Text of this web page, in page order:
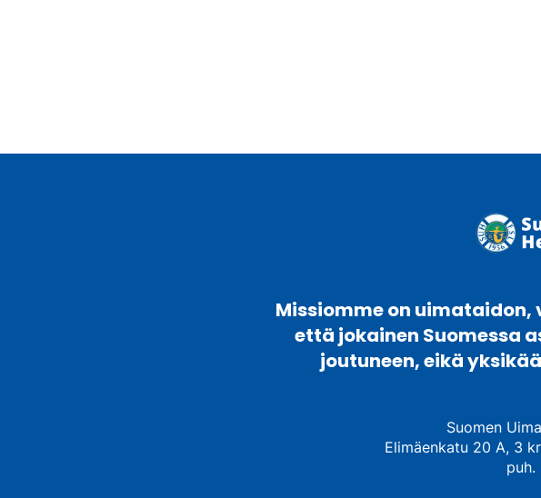
Missiomme on
että jokainen Suomessa
joutuneen, eikä
Suomen
Elimäenkatu 20 A, 3
puh.